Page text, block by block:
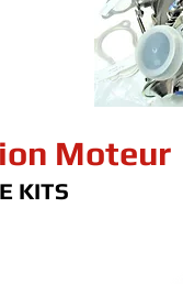
Moteur
KITS